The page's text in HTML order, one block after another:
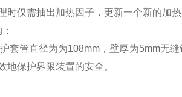
仅需抽出加热因子，更新一个新的加热
套管直径为为108mm，壁厚为5mm无
地保护界限装置的安全。